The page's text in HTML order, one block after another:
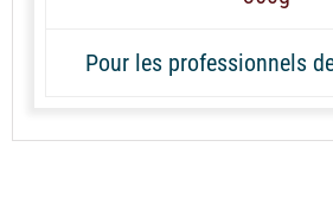
Pour les professionnels